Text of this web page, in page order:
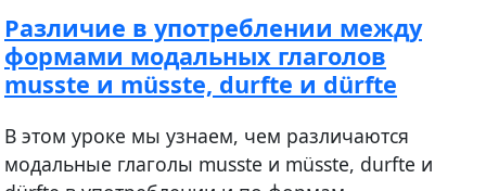
Различие в употреблении между
формами модальных глаголов
musste и müsste, durfte и dürfte
В этом уроке мы узнаем, чем различаются
модальные глаголы musste и müsste, durfte и